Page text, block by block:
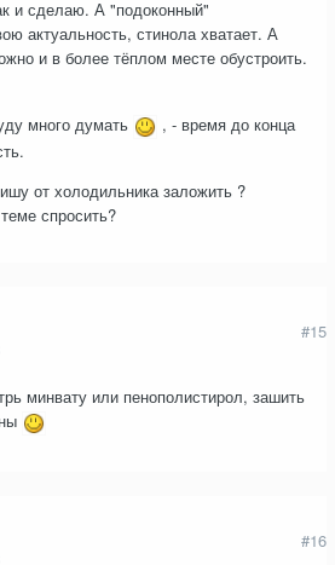
и сделаю. А "подоконный"
актуальность, стинола хватает. А
и в более тёплом месте обустроить.
много думать
, - время до конца
от холодильника заложить ?
спросить?
#15
минвату или пенополистирол, зашить
#16